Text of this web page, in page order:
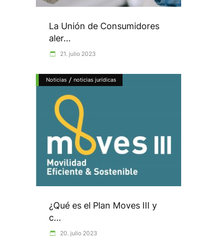
La Unión de Consumidores
aler...
21. julio 2023
Noticias / noticias jurídicas
¿Qué es el Plan Moves III y
c...
20. julio 2023